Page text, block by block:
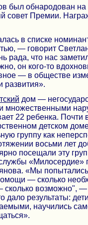
был обнародован
совет Премии.
в списке
— говорит
рада, что нас
он кого-то
— в обществе
развития».
дом —
множественными
22 ребенка. Почти
детском
группу как
восьми лет
посещали эту
службы
«Мы
— сколько
сколько возможно", —
результаты:
научились